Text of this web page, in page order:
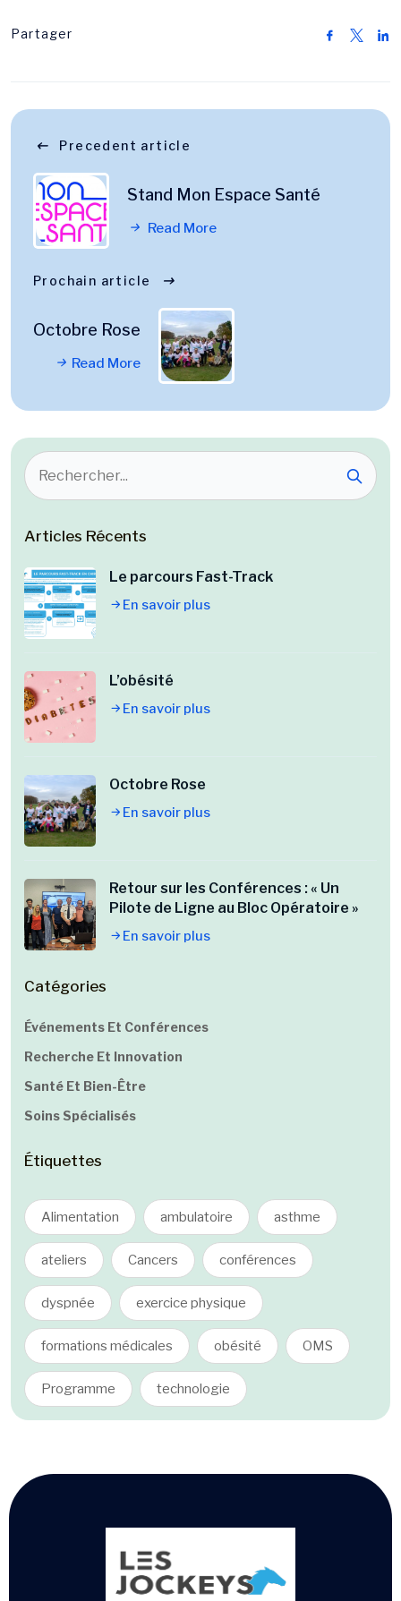
Partager
Precedent article
Stand Mon Espace Santé
Read More
Prochain article
Octobre Rose
Read More
Articles Récents
Le parcours Fast-Track
En savoir plus
L’obésité
En savoir plus
Octobre Rose
En savoir plus
Retour sur les Conférences : « Un
Pilote de Ligne au Bloc Opératoire »
En savoir plus
Catégories
Événements Et Conférences
Recherche Et Innovation
Santé Et Bien-Être
Soins Spécialisés
Étiquettes
Alimentation ambulatoire asthme
ateliers Cancers conférences
dyspnée exercice physique
formations médicales obésité OMS
Programme technologie